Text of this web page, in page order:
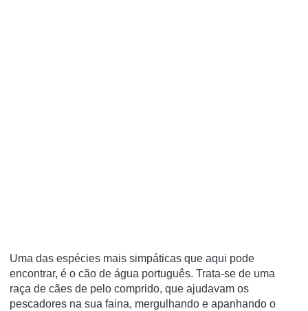
Uma das espécies mais simpáticas que aqui pode
encontrar, é o cão de água português. Trata-se de uma
raça de cães de pelo comprido, que ajudavam os
pescadores na sua faina, mergulhando e apanhando o